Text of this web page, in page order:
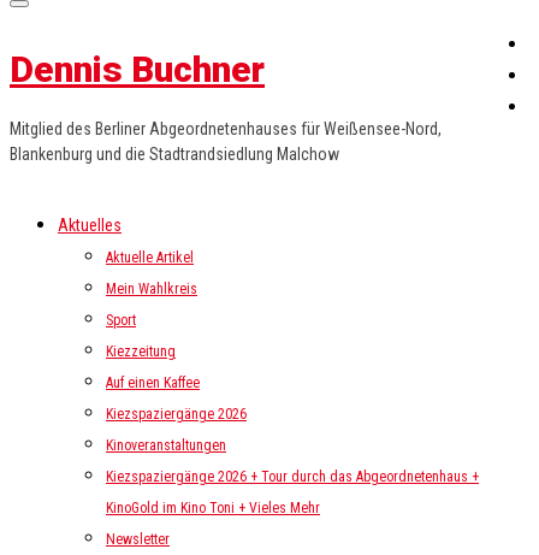
Dennis Buchner
Mitglied des Berliner Abgeordnetenhauses für Weißensee-Nord,
Blankenburg und die Stadtrandsiedlung Malchow
Aktuelles
Aktuelle Artikel
Mein Wahlkreis
Sport
Kiezzeitung
Auf einen Kaffee
Kiezspaziergänge 2026
Kinoveranstaltungen
Kiezspaziergänge 2026 + Tour durch das Abgeordnetenhaus +
KinoGold im Kino Toni + Vieles Mehr
Newsletter